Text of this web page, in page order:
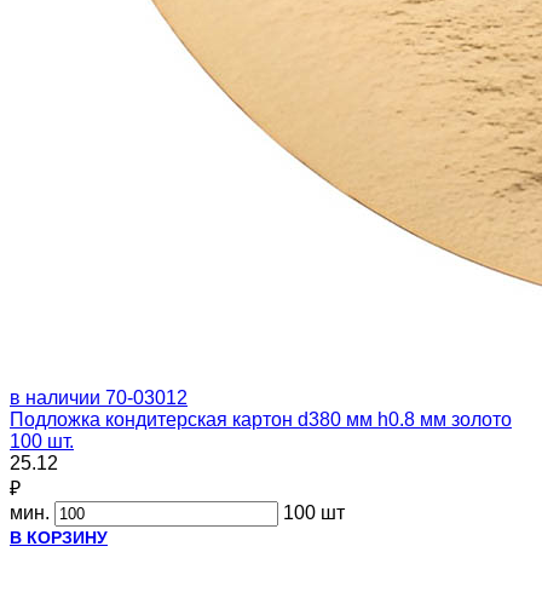
в наличии 70-03012
Подложка кондитерская картон d380 мм h0.8 мм золото
100 шт.
25.12
₽
мин.
100 шт
В КОРЗИНУ